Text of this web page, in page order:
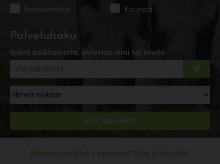
Palveluhaku
Syötä paikkakunta, palvelun nimi tai osoite
Koirasovellus
Kauppa
Mainospaikka vapaana! Ota yhteyttä.